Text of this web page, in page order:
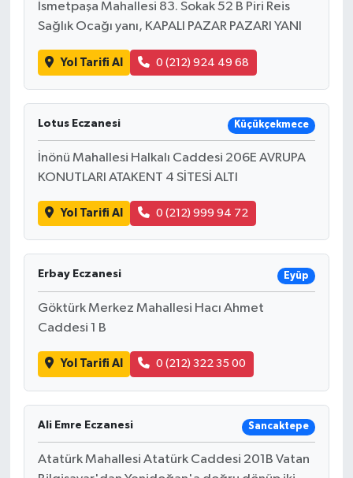
İsmetpaşa Mahallesi 83. Sokak 52 B Piri Reis
Sağlık Ocağı yanı, KAPALI PAZAR PAZARI YANI
Yol Tarifi Al 0 (212) 924 49 68
Lotus Eczanesi Küçükçekmece
İnönü Mahallesi Halkalı Caddesi 206E AVRUPA
KONUTLARI ATAKENT 4 SİTESİ ALTI
Yol Tarifi Al 0 (212) 999 94 72
Erbay Eczanesi Eyüp
Göktürk Merkez Mahallesi Hacı Ahmet
Caddesi 1 B
Yol Tarifi Al 0 (212) 322 35 00
Ali Emre Eczanesi Sancaktepe
Atatürk Mahallesi Atatürk Caddesi 201B Vatan